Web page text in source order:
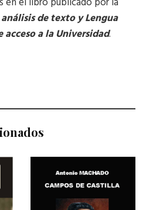
de texto y Lengua
acceso a la Universidad.